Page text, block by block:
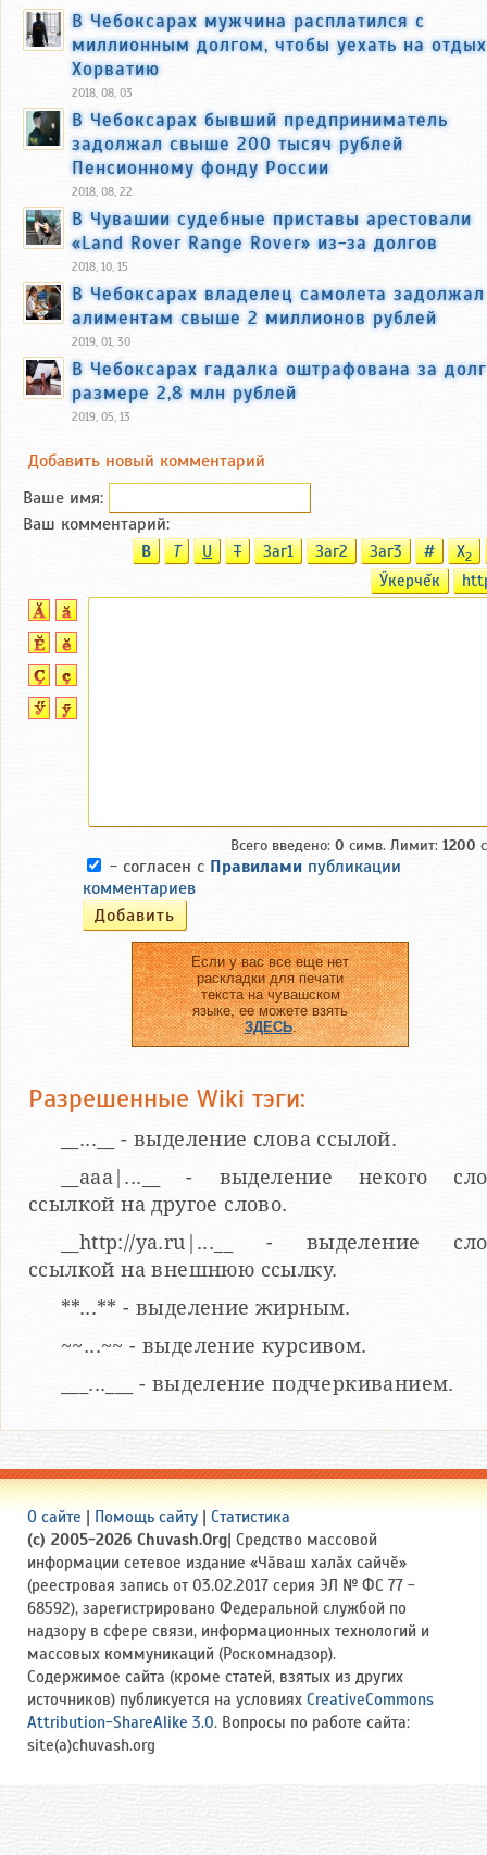
В Чебоксарах мужчина расплатился с
миллионным долгом, чтобы уехать на
Хорватию
2018, 08, 03
В Чебоксарах бывший предприниматель
задолжал свыше 200 тысяч рублей
Пенсионному фонду России
2018, 08, 22
В Чувашии судебные приставы арестовали
«Land Rover Range Rover» из-за долгов
2018, 10, 15
В Чебоксарах владелец самолета
алиментам свыше 2 миллионов рублей
2019, 01, 30
В Чебоксарах гадалка оштрафована за
размере 2,8 млн рублей
2019, 05, 13
Добавить новый комментарий
Ваше имя:
Ваш комментарий:
B T U T Заг1 Заг2 Заг3 # X2
Ӳкерчĕк
Всего введено: 0 симв. Лимит: 1200
- согласен с Правилами публикации
комментариев
Если у вас все еще нет
раскладки для печати
текста на чувашском
языке, ее можете взять
ЗДЕСЬ.
Разрешенные Wiki тэги:
__...__ - выделение слова ссылой.
__aaa|...__ - выделение некого
ссылкой на другое слово.
__http://ya.ru|...__ - выделение
ссылкой на внешнюю ссылку.
**...** - выделение жирным.
~~...~~ - выделение курсивом.
___...___ - выделение подчеркиванием.
О сайте | Помощь сайту | Статистика
(c) 2005-2026 Chuvash.Org| Средство массовой
информации сетевое издание «Чӑваш халӑх сайчӗ»
(реестровая запись от 03.02.2017 серия ЭЛ № ФС 77 -
68592), зарегистрировано Федеральной службой по
надзору в сфере связи, информационных технологий и
массовых коммуникаций (Роскомнадзор).
Содержимое сайта (кроме статей, взятых из других
источников) публикуется на условиях CreativeCommons
Attribution-ShareAlike 3.0. Вопросы по работе сайта:
site(a)chuvash.org